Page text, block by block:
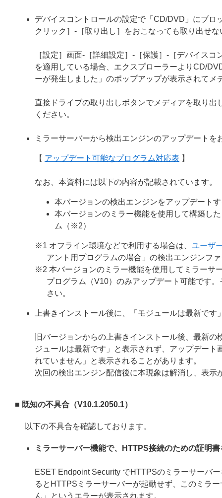
デバイスコントロールの設定で「CD/DVD」にブ
クリック］-［取り出し］をおこなっても取り出せな
［設定］画面-［詳細設定］-［保護］-［デバイス
を適用している場合、エクスプローラーよりCD/
ーが発生しました」のポップアップが表示されてメ
直接ドライブの取り出しボタンでメディアを取り
ください。
ミラーサーバーから検出エンジンのアップデート
【 アップデート可能なプログラム対応表 】
なお、本資料には以下の内容が記載されています。
本バージョンの検出エンジンをアップデート
本バージョンのミラー機能を使用して構築し
ム（※2）
※1 オフライン環境などで利用する場合は、 ユーザ
アント用プログラムの場合」の検出エンジンフ
※2 本バージョンのミラー機能を使用してミラーサ
プログラム（V10）のみアップデート可能です
さい。
上書きインストール後に、「モジュールは最新です
旧バージョンからの上書きインストール後、最新
ジュールは最新です」と表示されず、アップデー
れていません」と表示されることがあります。
次回の検出エンジン配信後に本現象は解消し、表示
■ 既知の不具合（V10.1.2050.1）
以下の不具合を確認しております。
ミラーサーバー機能で、HTTPS接続のための証明
ESET Endpoint Security でHTTPSのミラーサーバ
るとHTTPSミラーサーバーが起動せず、このミラ
ん」というエラーが表示されます。